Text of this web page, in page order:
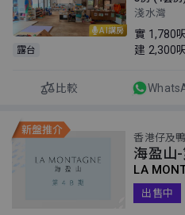
AI講房
露台
淺水灣
實 1,780
建 2,300
比較
香港仔及
海盈山-
LA
出售中